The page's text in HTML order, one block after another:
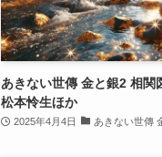
あきない世傳 金と銀2 相関
松本怜生ほか
2025年4月4日 あきない世傳